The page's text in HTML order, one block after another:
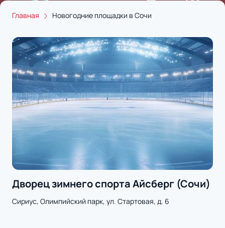
Главная Новогодние площадки в Сочи
Дворец зимнего спорта Айсберг (Сочи)
Сириус, Олимпийский парк, ул. Стартовая, д. 6